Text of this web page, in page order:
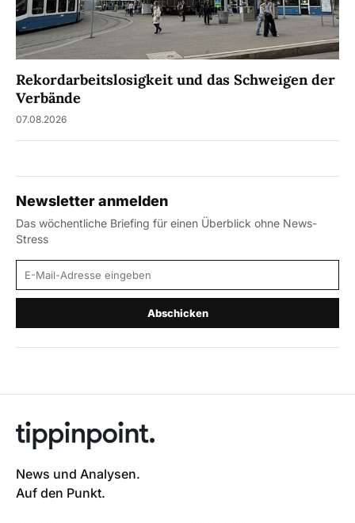
Rekordarbeitslosigkeit und das Schweigen der
Verbände
07.08.2026
Newsletter anmelden
Das wöchentliche Briefing für einen Überblick ohne News-
Stress
E-Mail-Adresse
Abschicken
News und Analysen.
Auf den Punkt.